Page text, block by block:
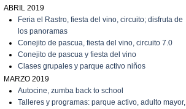
ABRIL 2019
Feria el Rastro, fiesta del vino, circuito; disfruta de
los panoramas
Conejito de pascua, fiesta del vino, circuito 7.0
Conejito de pascua y fiesta del vino
C lases grupales y parque activo niños
MARZO 2019
Autocine, zumba back to school
Talleres y programas: parque activo, adulto mayor,